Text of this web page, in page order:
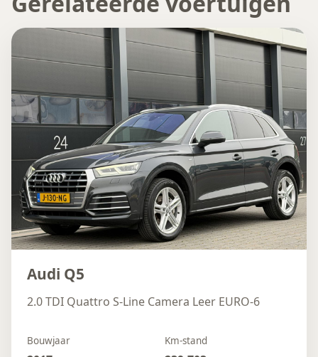
Audi Q5
2.0 TDI Quattro S-Line Camera Leer EURO-6
Bouwjaar Km-stand